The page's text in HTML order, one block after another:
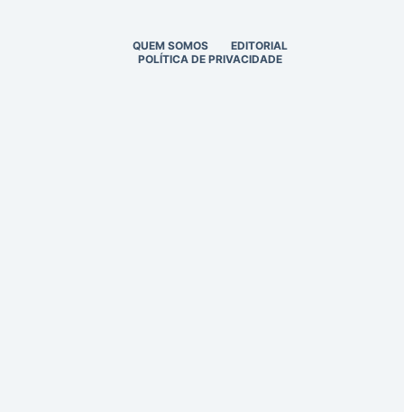
QUEM SOMOS
EDITORIAL
POLÍTICA DE PRIVACIDADE